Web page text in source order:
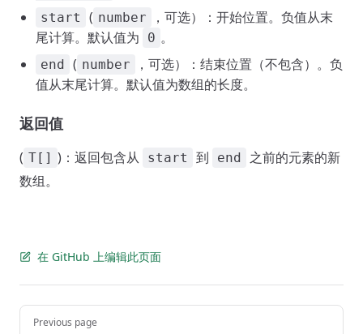
start ( number
，可选）：开始位置。负值从末
尾计算。默认值为
0 。
end ( number
，可选）：结束位置（不包含）。负
值从末尾计算。默认值为数组的长度。
返回值
( T[] )：返回包含从 start 到 end
之前的元素的新
数组。
在 GitHub 上编辑此页面
Pager
Previous page